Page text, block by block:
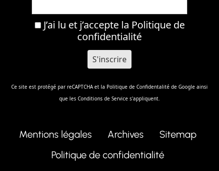
J’ai lu et j’accepte la Politique de
confidentialité
Ce site est protégé par reCAPTCHA et la Politique de Confidentalité de Google ainsi
que les Conditions de Service s'appliquent.
Mentions légales Archives
Sitemap
Politique de confidentialité